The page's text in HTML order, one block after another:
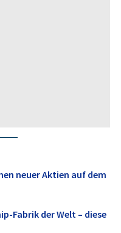
neuer Aktien auf dem
Fabrik der Welt – diese